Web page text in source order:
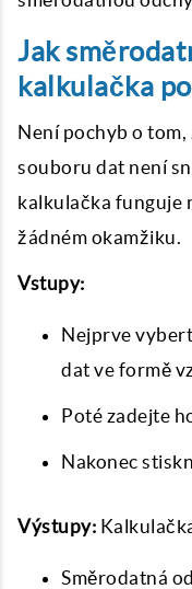
Jak
kalkulačka
Není pochyb o
souboru dat není
kalkulačka funguje
žádném okamžiku.
Vstupy:
Nejprve
dat ve formě
Poté zadejte
Nakonec
Výstupy:
Směrodatná